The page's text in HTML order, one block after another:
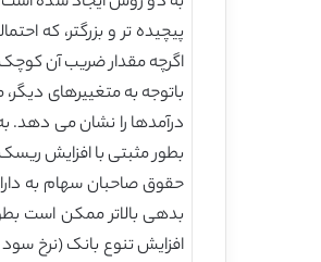
پیچیده تر و بزرگتر، که
اگرچه مقدار ضریب آن
درآمدها را نشان می دهد.
بطور مثبتی با افزایش
حقوق صاحبان سهام به
بدهی بالاتر ممکن است
افزایش تنوع بانک (نرخ